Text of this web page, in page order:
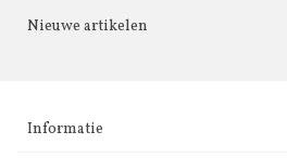
Nieuwe artikelen
Informatie